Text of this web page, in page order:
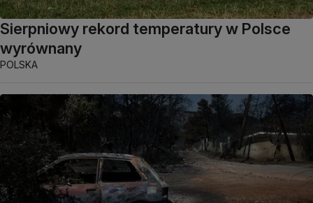
Sierpniowy rekord temperatury w Polsce
wyrównany
POLSKA